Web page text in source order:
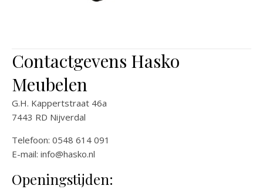
Contactgevens Hasko
Meubelen
G.H. Kappertstraat 46a
7443 RD Nijverdal
Telefoon: 0548 614 091
E-mail: info@hasko.nl
Openingstijden: